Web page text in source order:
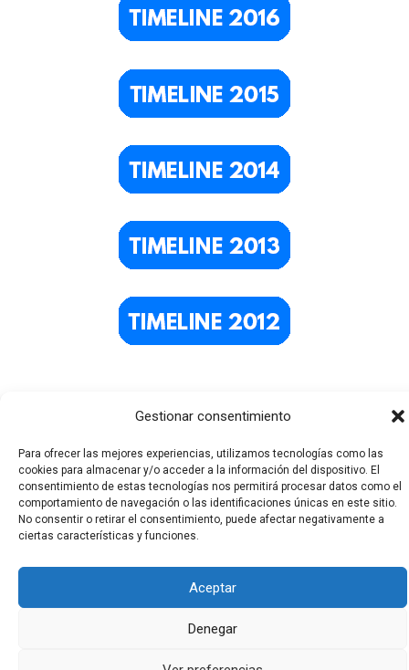
Gestionar consentimiento
Para ofrecer las mejores experiencias, utilizamos tecnologías como las
cookies para almacenar y/o acceder a la información del dispositivo. El
consentimiento de estas tecnologías nos permitirá procesar datos como el
comportamiento de navegación o las identificaciones únicas en este sitio.
No consentir o retirar el consentimiento, puede afectar negativamente a
ciertas características y funciones.
Aceptar
Denegar
Todos los derechos © 2026 El Funerario Digital | Funciona
gracias a Tema Astra para WordPress